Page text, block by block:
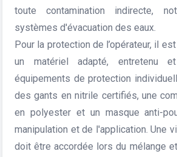
toute contamination indirecte,
systèmes d'évacuation des eaux.
Pour la protection de l’opérateur, il
un matériel adapté, entretenu
équipements de protection
des gants en nitrile certifiés, une
en polyester et un masque anti-
manipulation et de l'application. Une
doit être accordée lors du mélange